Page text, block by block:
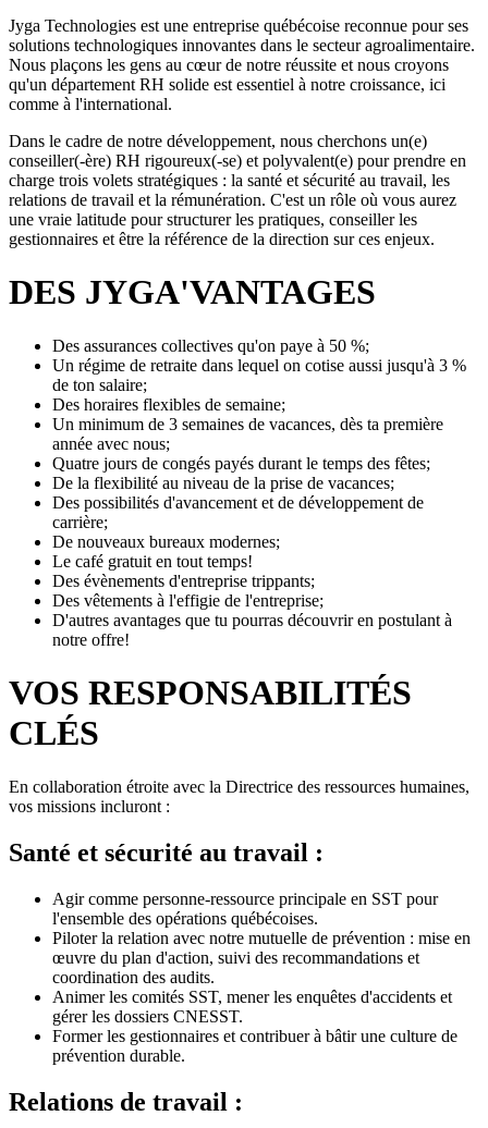
Jyga Technologies est une entreprise québécoise reconnue pour ses
solutions technologiques innovantes dans le secteur agroalimentaire.
Nous plaçons les gens au cœur de notre réussite et nous croyons
qu'un département RH solide est essentiel à notre croissance, ici
comme à l'international.
Dans le cadre de notre développement, nous cherchons un(e)
conseiller(-ère) RH rigoureux(-se) et polyvalent(e) pour prendre en
charge trois volets stratégiques : la santé et sécurité au travail, les
relations de travail et la rémunération. C'est un rôle où vous aurez
une vraie latitude pour structurer les pratiques, conseiller les
gestionnaires et être la référence de la direction sur ces enjeux.
DES JYGA'VANTAGES
Des assurances collectives qu'on paye à 50 %;
Un régime de retraite dans lequel on cotise aussi jusqu'à 3 %
de ton salaire;
Des horaires flexibles de semaine;
Un minimum de 3 semaines de vacances, dès ta première
année avec nous;
Quatre jours de congés payés durant le temps des fêtes;
De la flexibilité au niveau de la prise de vacances;
Des possibilités d'avancement et de développement de
carrière;
De nouveaux bureaux modernes;
Le café gratuit en tout temps!
Des évènements d'entreprise trippants;
Des vêtements à l'effigie de l'entreprise;
D'autres avantages que tu pourras découvrir en postulant à
notre offre!
VOS RESPONSABILITÉS
CLÉS
En collaboration étroite avec la Directrice des ressources humaines,
vos missions incluront :
Santé et sécurité au travail :
Agir comme personne-ressource principale en SST pour
l'ensemble des opérations québécoises.
Piloter la relation avec notre mutuelle de prévention : mise en
œuvre du plan d'action, suivi des recommandations et
coordination des audits.
Animer les comités SST, mener les enquêtes d'accidents et
gérer les dossiers CNESST.
Former les gestionnaires et contribuer à bâtir une culture de
prévention durable.
Relations de travail :